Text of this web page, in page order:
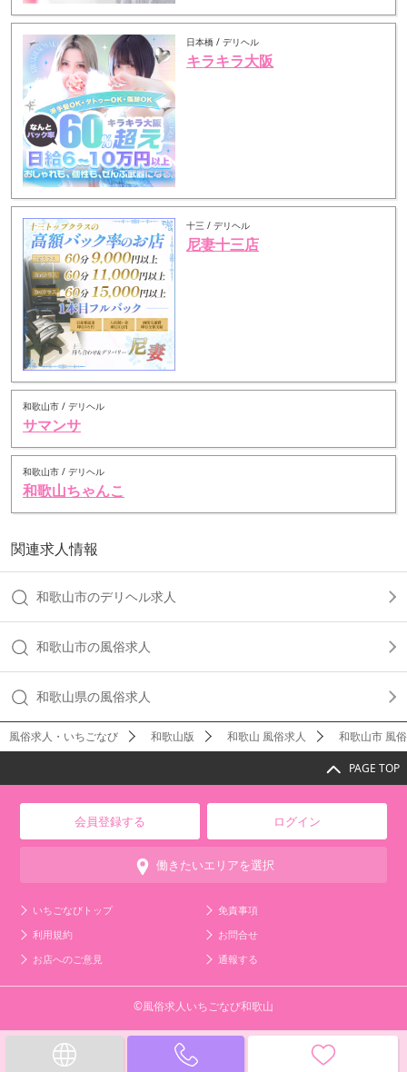
日本橋 / デリヘル
キラキラ大阪
十三 / デリヘル
尼妻十三店
和歌山市 / デリヘル
サマンサ
和歌山市 / デリヘル
和歌山ちゃんこ
関連求人情報
和歌山市のデリヘル求人
和歌山市の風俗求人
和歌山県の風俗求人
風俗求人・いちごなび 和歌山版 和歌山 風俗求人 和歌山市 風
PAGE TOP
会員登録する ログイン
働きたいエリアを選択
いちごなびトップ
免責事項
利用規約
お問合せ
お店へのご意見
通報する
©風俗求人いちごなび和歌山